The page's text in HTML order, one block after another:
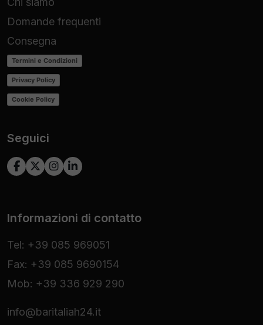
Domande frequenti
Consegna
Termini e Condizioni
Privacy Policy
Cookie Policy
Seguici
Informazioni di contatto
Tel: +39 085 969051
Fax: +39 085 9690154
Mob: +39 336 929 290
info@baritaliah24.it